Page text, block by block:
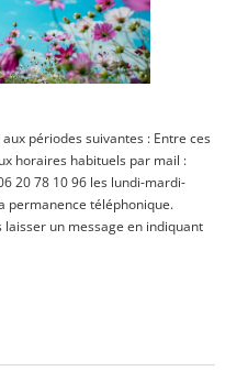
périodes suivantes : Entre ces
horaires habituels par mail :
20 78 10 96 les lundi-mardi-
permanence téléphonique.
laisser un message en indiquant